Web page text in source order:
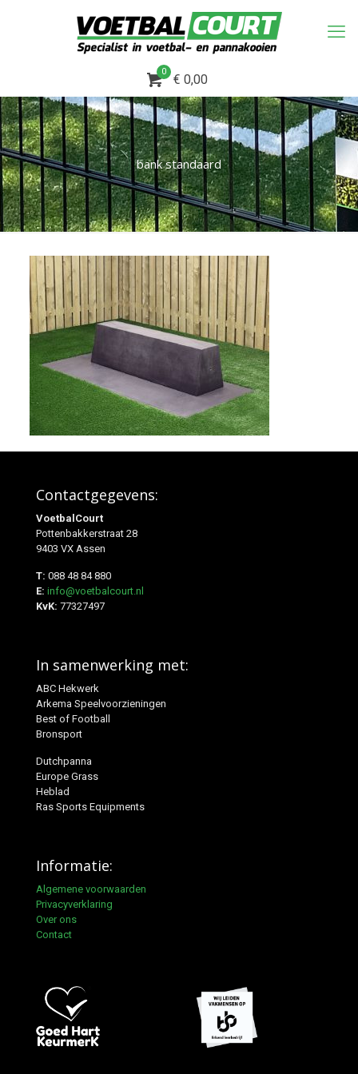
0
€ 0,00
bank standaard
Contactgegevens:
VoetbalCourt
Pottenbakkerstraat 28
9403 VX Assen
T: 088 48 84 880
E: info@voetbalcourt.nl
KvK: 77327497
In samenwerking met:
ABC Hekwerk
Arkema Speelvoorzieningen
Best of Football
Bronsport
Dutchpanna
Europe Grass
Heblad
Ras Sports Equipments
Informatie:
Algemene voorwaarden
Privacyverklaring
Over ons
Contact